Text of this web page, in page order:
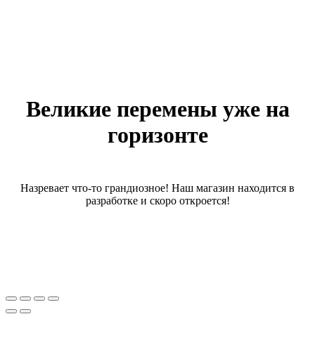
Великие перемены уже на
горизонте
Назревает что-то грандиозное! Наш магазин находится в
разработке и скоро откроется!